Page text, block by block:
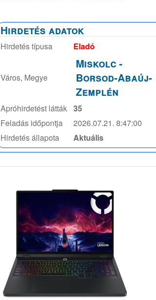
Hirdetés adatok
Hirdetés típusa Eladó
Város, Megye
Miskolc -
Borsod-Abaúj-
Zemplén
Apróhirdetést látták 35
Feladás időpontja
2026.07.21. 8:47:00
Hirdetés állapota
Aktuális